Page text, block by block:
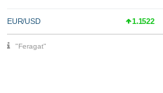
EUR/USD 1.1522
"Feragat"